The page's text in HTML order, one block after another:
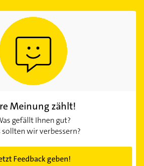
Meinung zählt!
gefällt Ihnen gut?
sollten wir verbessern?
Feedback geben!